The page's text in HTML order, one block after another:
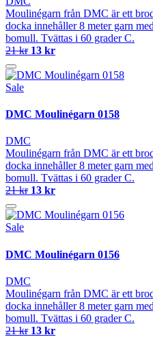
Moulinégarn från DMC är ett
docka innehåller 8 meter garn
bomull. Tvättas i 60 grader C.
21 kr 13 kr
Sale
DMC Moulinégarn 0158
DMC
Moulinégarn från DMC är ett
docka innehåller 8 meter garn
bomull. Tvättas i 60 grader C.
21 kr 13 kr
Sale
DMC Moulinégarn 0156
DMC
Moulinégarn från DMC är ett
docka innehåller 8 meter garn
bomull. Tvättas i 60 grader C.
21 kr 13 kr